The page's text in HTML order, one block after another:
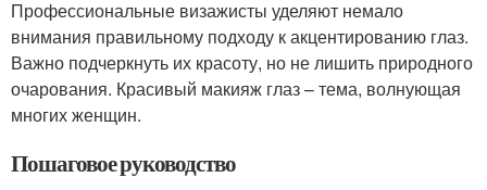
Профессиональные визажисты уделяют немало
внимания правильному подходу к акцентированию глаз.
Важно подчеркнуть их красоту, но не лишить природного
очарования. Красивый макияж глаз – тема, волнующая
многих женщин.
Пошаговое руководство